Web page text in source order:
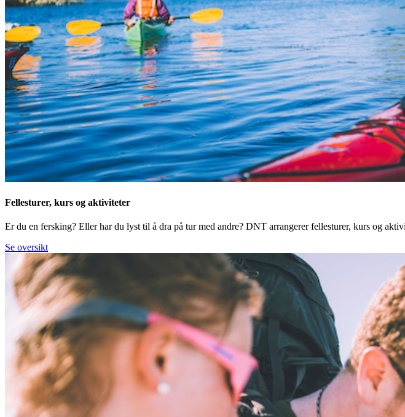
Fellesturer, kurs og aktiviteter
Er du en fersking? Eller har du lyst til å dra på tur med andre? DNT arrangerer fellesturer, kurs og
Se oversikt